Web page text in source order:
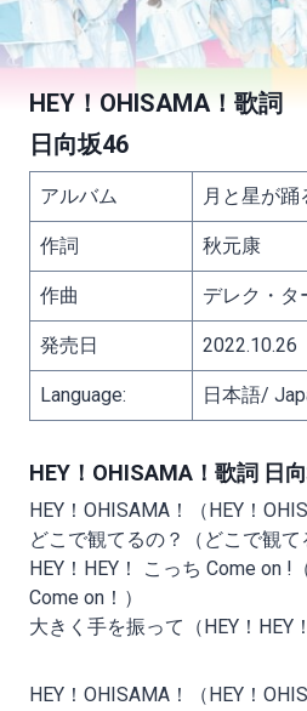
HEY！OHISAMA！歌詞
日向坂46
アルバム 月と星が踊
作詞 秋元康
作曲 デレク・タ
発売日 2022.10.26
Language: 日本語/
HEY！OHISAMA！歌詞 日
HEY！OHISAMA！（HEY！
どこで観てるの？（どこで観て
HEY！HEY！ こっち Come on !
Come on！）
大きく手を振って（HEY！HEY
HEY！OHISAMA！（HEY！